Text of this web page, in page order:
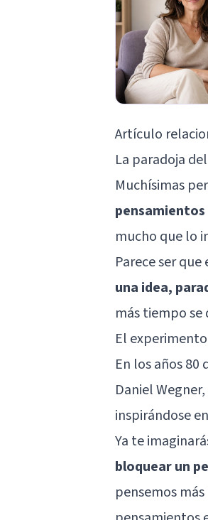
Artículo
La paradoja
Muchísimas
pensamientos
mucho que lo
Parece ser
una idea,
más tiempo
El
En los años
Daniel
inspirándose
Ya te
bloquear un
pensemos